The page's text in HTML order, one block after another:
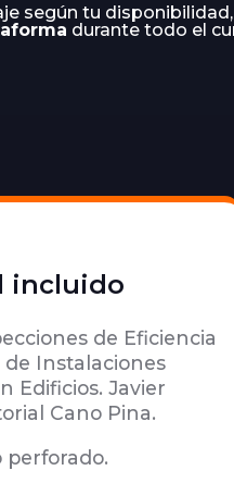
según tu disponibilidad,
durante todo el
incluido
de Eficiencia
Instalaciones
Edificios. Javier
Cano Pina.
perforado.